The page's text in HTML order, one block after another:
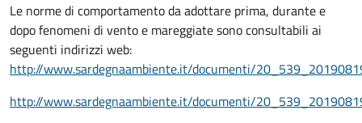
Le norme di comportamento da adottare prima, durante e
dopo fenomeni di vento e mareggiate sono consultabili ai
seguenti indirizzi web:
http://www.sardegnaambiente.it/documenti/
http://www.sardegnaambiente.it/documenti/